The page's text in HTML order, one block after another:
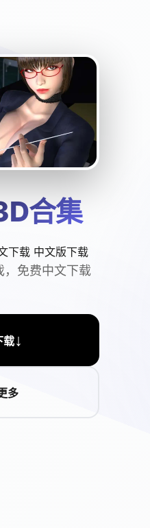
合集
下载 中文版下载
，免费中文下载
载↓
多